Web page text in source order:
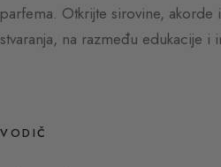
parfema. Otkrijte sirovine, akorde
stvaranja, na razmeđu edukacije i
VODIČ